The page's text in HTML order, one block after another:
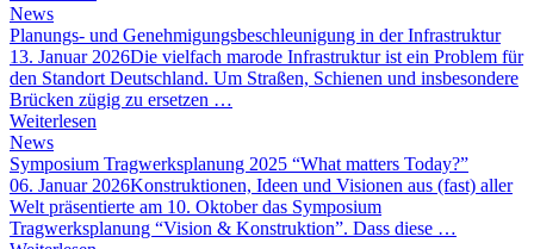
News
Planungs- und Genehmigungsbeschleunigung in der Infrastruktur
13. Januar 2026Die vielfach marode Infrastruktur ist ein Problem für
den Standort Deutschland. Um Straßen, Schienen und insbesondere
Brücken zügig zu ersetzen …
Weiterlesen
News
Symposium Tragwerksplanung 2025 “What matters Today?”
06. Januar 2026Konstruktionen, Ideen und Visionen aus (fast) aller
Welt präsentierte am 10. Oktober das Symposium
Tragwerksplanung “Vision & Konstruktion”. Dass diese …